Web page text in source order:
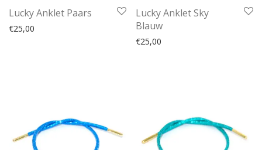
Lucky Anklet Paars
€25,00
Lucky Anklet Sky
Blauw
€25,00